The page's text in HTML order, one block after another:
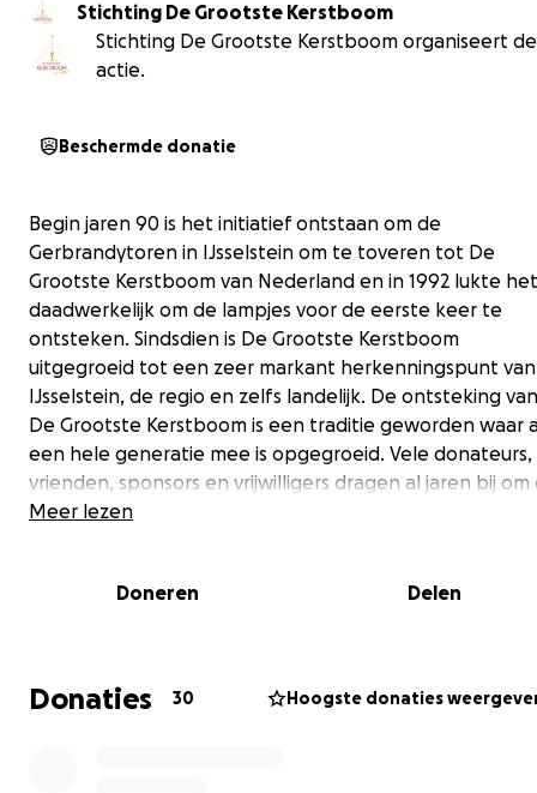
Stichting De Grootste Kerstboom
Stichting De Grootste Kerstboom organiseert
actie.
Beschermde donatie
Begin jaren 90 is het initiatief ontstaan om de
Gerbrandytoren in IJsselstein om te toveren tot De
Grootste Kerstboom van Nederland en in 1992 lukte het
daadwerkelijk om de lampjes voor de eerste keer te
ontsteken. Sindsdien is De Grootste Kerstboom
uitgegroeid tot een zeer markant herkenningspunt van
IJsselstein, de regio en zelfs landelijk. De ontsteking van
De Grootste Kerstboom is een traditie geworden waar
een hele generatie mee is opgegroeid. Vele donateurs,
vrienden, sponsors en vrijwilligers dragen al jaren bij om
ieder jaar voor weer voor elkaar te krijgen.
weer een lichtpuntje in de donkere periode rond
Ieder jaar wordt het echter lastiger om het
budget op te halen om De Grootste Kerstboom weer
Meer lezen
Doneren Delen
Donaties 30 Hoogste donaties